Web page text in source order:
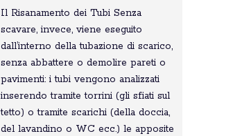
Il Risanamento dei Tubi Senza
scavare, invece, viene eseguito
dall’interno della tubazione di scarico,
senza abbattere o demolire pareti o
pavimenti: i tubi vengono analizzati
inserendo tramite torrini (gli sfiati sul
tetto) o tramite scarichi (della doccia,
del lavandino o WC ecc.) le apposite